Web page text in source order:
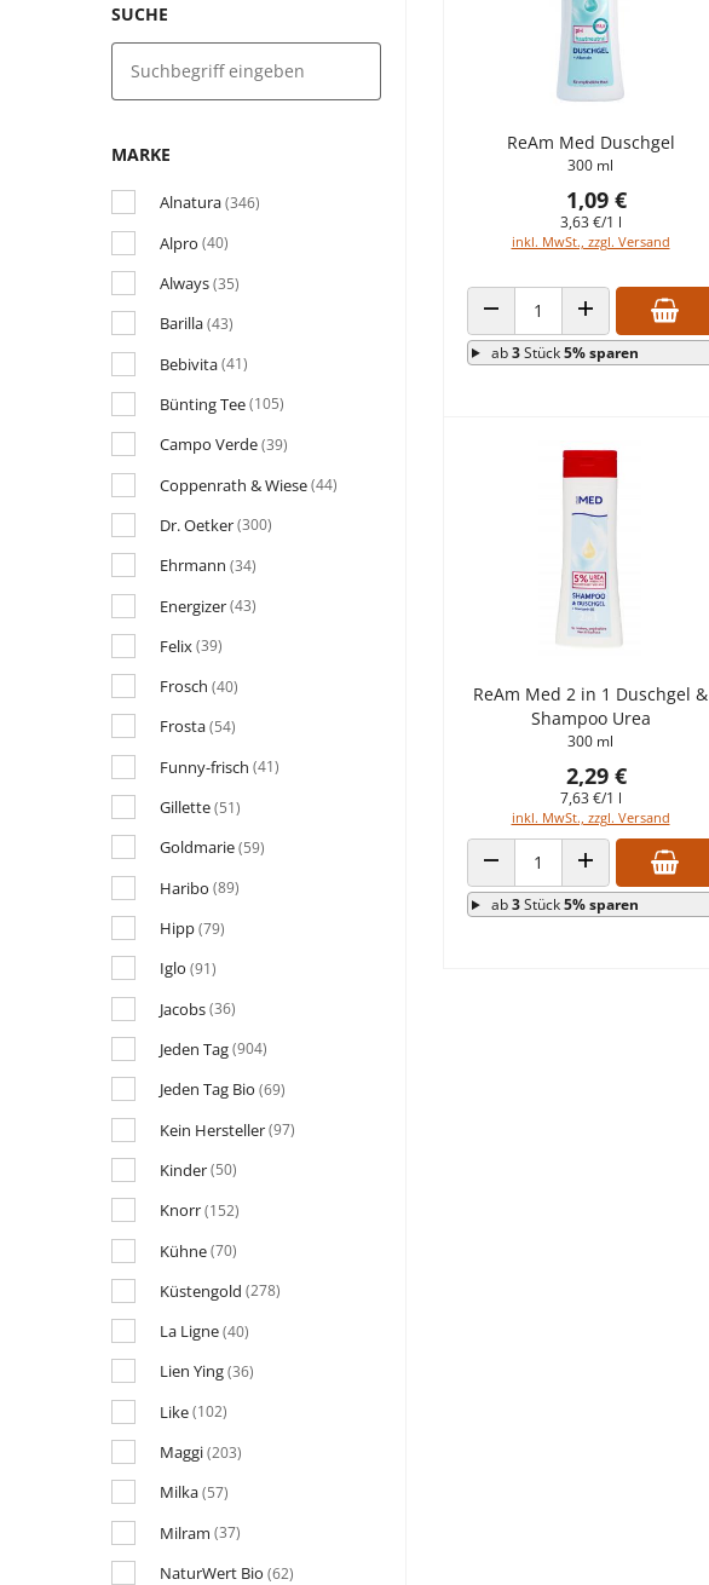
SUCHE
MARKE
Alnatura(346)
Alpro (40)
Always(35)
Barilla(43)
Bebivita(41)
Bünting Tee(105)
Campo Verde(39)
Coppenrath & Wiese(44)
Dr. Oetker(300)
Ehrmann (34)
Energizer(43)
Felix(39)
Frosch (40)
Frosta(54)
Funny-frisch (41)
Gillette(51)
Goldmarie(59)
Haribo (89)
Hipp(79)
Iglo (91)
Jacobs(36)
Jeden Tag(904)
Jeden Tag Bio (69)
Kein Hersteller(97)
Kinder(50)
Knorr(152)
Kühne(70)
Küstengold (278)
La Ligne(40)
Lien Ying(36)
Like(102)
Maggi(203)
Milka(57)
Milram (37)
NaturWert Bio (62)
ReAm Med Duschgel
300 ml
1,09 €
3,63 €/1 l
inkl. MwSt., zzgl. Versand
ANZAHL VERRINGERNANZAHL ERHÖHEN
ab3Stück5% sparen
ReAm Med 2 in 1 Duschgel &
Shampoo Urea
300 ml
2,29 €
7,63 €/1 l
inkl. MwSt., zzgl. Versand
ANZAHL VERRINGERNANZAHL ERHÖHEN
ab3Stück5% sparen